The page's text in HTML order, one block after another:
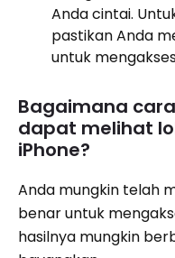
Anda cintai.
pastikan Anda
untuk
Bagaimana
dapat melihat
iPhone?
Anda mungkin telah
benar untuk
hasilnya mungkin